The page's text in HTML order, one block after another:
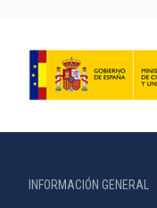
INFORMACIÓN GENERAL